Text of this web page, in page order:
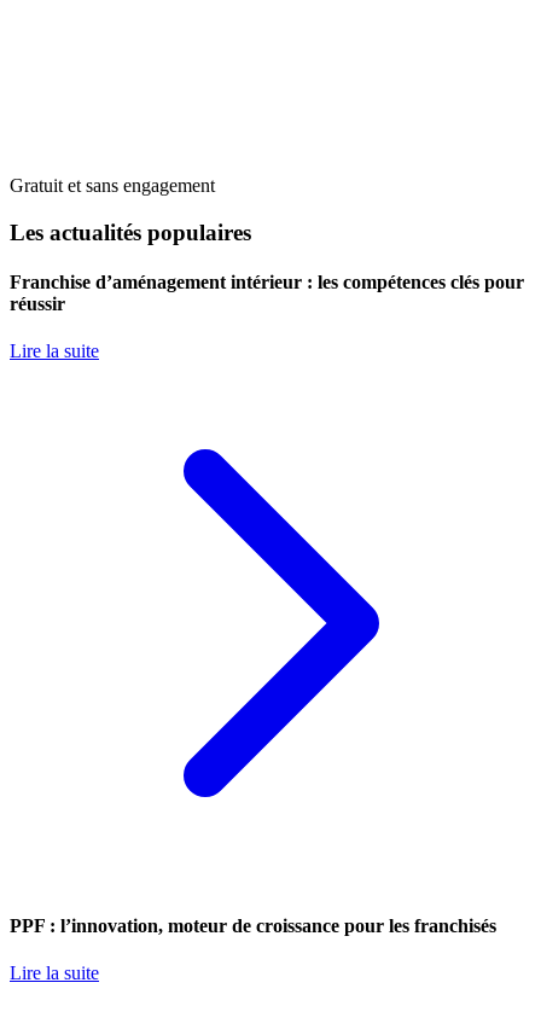
Gratuit et sans engagement
Les actualités populaires
Franchise d’aménagement intérieur : les compétences clés pour
réussir
Lire la suite
PPF : l’innovation, moteur de croissance pour les franchisés
Lire la suite